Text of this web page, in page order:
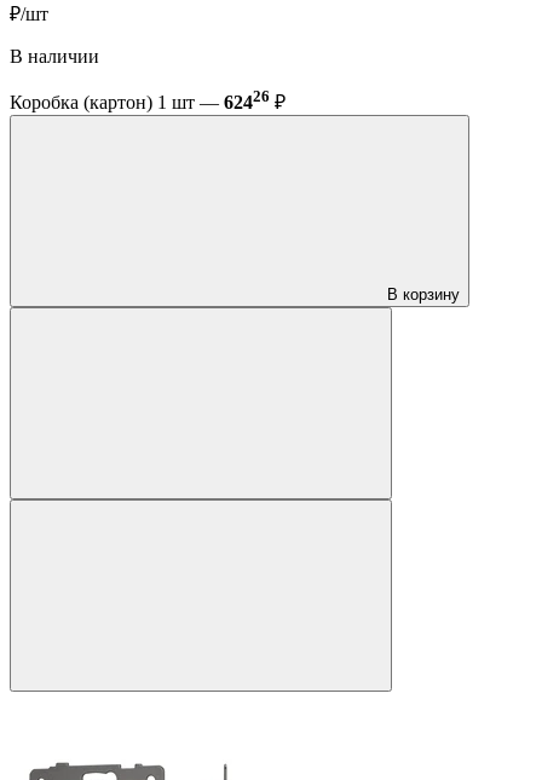
₽/шт
В наличии
Коробка (картон) 1 шт — 62426 ₽
В корзину